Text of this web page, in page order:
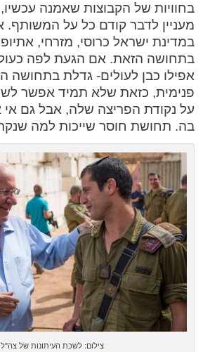
format_underlined
קו תחתי לקישורים
cached
כל
ההגדרות
flag
השארת
בחוויות של הקבוצות שאמנה עכשיו,
מעניין לדבר קודם כל על
במדינת ישראל כרוסי, מזרחי,
בתחושה הזאת. אם הגעת לפה
אפילו כבן לעולים- גדלת בתחושה
פנימית, כזאת שלא תמיד אפשר
על נקודת הפריצה שלה, אבל גם
בה. תחושת חוסר שייכות למה
צילום: לשכת העיתונות של צה"ל